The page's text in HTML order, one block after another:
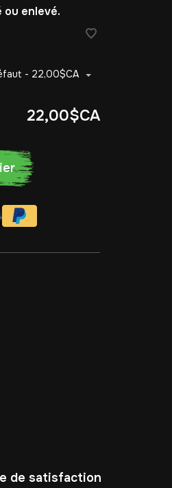
ou enlevé.
- 22,00$CA
22,00$CA
de satisfaction